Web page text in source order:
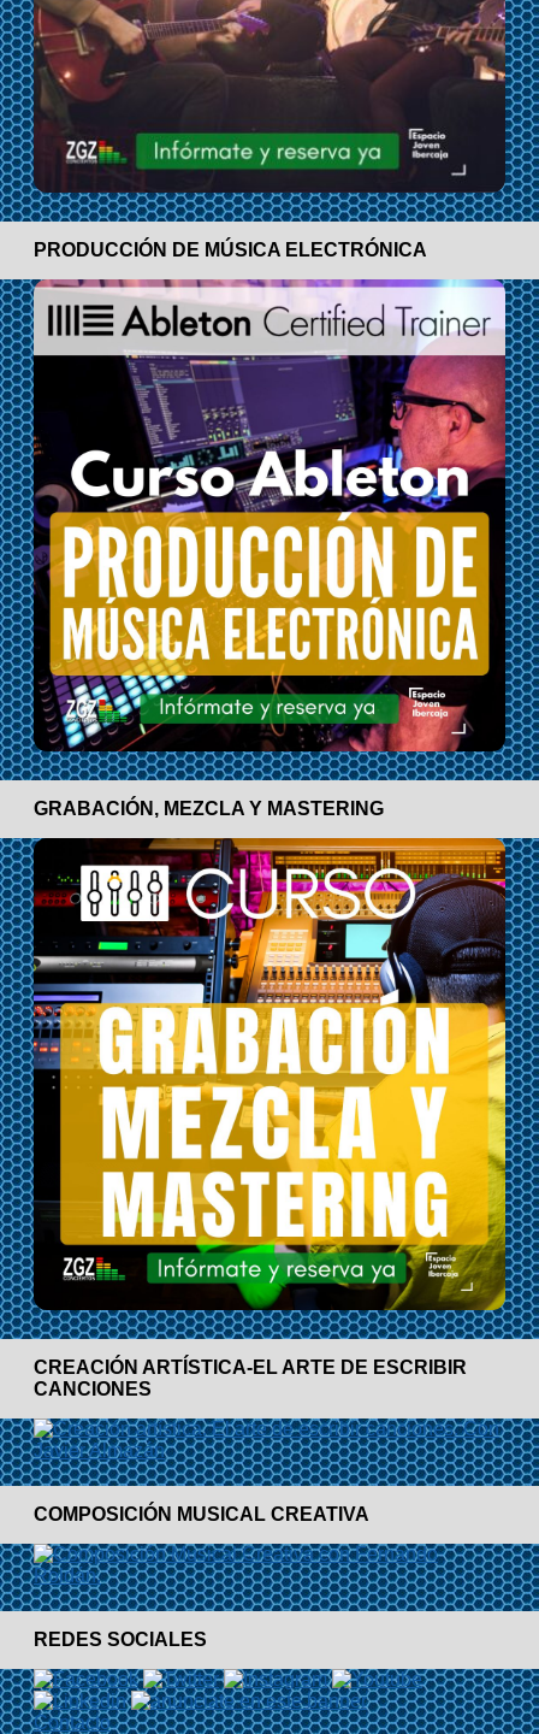
PRODUCCIÓN DE MÚSICA ELECTRÓNICA
GRABACIÓN, MEZCLA Y MASTERING
CREACIÓN ARTÍSTICA-EL ARTE DE ESCRIBIR
CANCIONES
COMPOSICIÓN MUSICAL CREATIVA
REDES SOCIALES
Contacto